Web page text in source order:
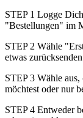
STEP 1 Logge
"Bestellungen" im
STEP 2 Wähle
etwas
STEP 3 Wähle
möchtest oder nur
STEP 4 Entweder